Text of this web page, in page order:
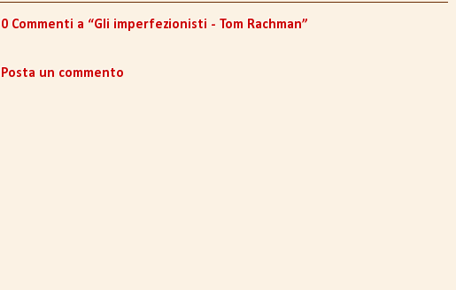
0 Commenti a “Gli imperfezionisti - Tom Rachman”
Posta un commento